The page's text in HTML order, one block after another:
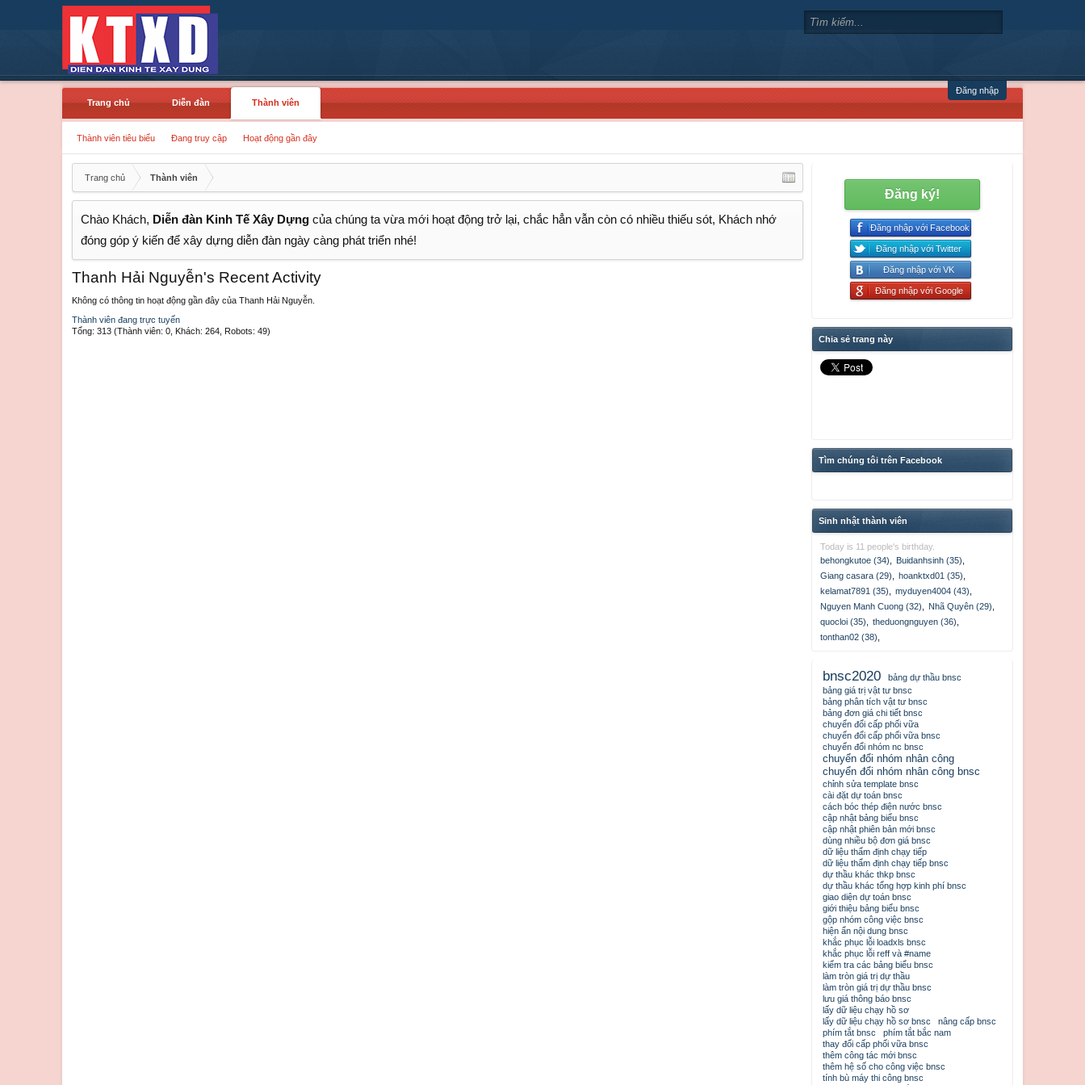
Đăng nhập
Trang chủ
Diễn đàn Thành viên
Thành viên tiêu biểu Đang truy cập Hoạt động gần đây
Trang chủ Thành viên
Chào Khách, Diễn đàn Kinh Tế Xây Dựng của chúng ta vừa mới hoạt động trở lại, chắc hẳn vẫn còn có nhiều thiếu sót, Khách nhớ
đóng góp ý kiến để xây dựng diễn đàn ngày càng phát triển nhé!
Thanh Hải Nguyễn's Recent Activity
Không có thông tin hoạt động gần đây của Thanh Hải Nguyễn.
Thành viên đang trực tuyến
Tổng: 313 (Thành viên: 0, Khách: 264, Robots: 49)
Đăng ký!
Đăng nhập với Facebook
Đăng nhập với Twitter
Đăng nhập với VK
Đăng nhập với Google
Chia sẻ trang này
Tìm chúng tôi trên Facebook
Sinh nhật thành viên
Today is 11 people's birthday.
behongkutoe (34)
Buidanhsinh (35)
Giang casara (29)
hoanktxd01 (35)
kelamat7891 (35)
myduyen4004 (43)
Nguyen Manh Cuong (32)
Nhã Quyên (29)
quocloi (35)
theduongnguyen (36)
tonthan02 (38)
bnsc2020
bảng dự thầu bnsc
bảng giá trị vật tư bnsc
bảng phân tích vật tư bnsc
bảng đơn giá chi tiết bnsc
chuyển đổi cấp phối vữa
chuyển đổi cấp phối vữa bnsc
chuyển đổi nhóm nc bnsc
chuyển đổi nhóm nhân công
chuyển đổi nhóm nhân công bnsc
chỉnh sửa template bnsc
cài đặt dự toán bnsc
cách bóc thép điện nước bnsc
cập nhật bảng biểu bnsc
cập nhật phiên bản mới bnsc
dùng nhiều bộ đơn giá bnsc
dữ liệu thẩm định chạy tiếp
dữ liệu thẩm định chạy tiếp bnsc
dự thầu khác thkp bnsc
dự thầu khác tổng hợp kinh phí bnsc
giao diện dự toán bnsc
giới thiệu bảng biểu bnsc
gộp nhóm công việc bnsc
hiện ẩn nội dung bnsc
khắc phục lỗi loadxls bnsc
khắc phục lỗi reff và #name
kiểm tra các bảng biểu bnsc
làm tròn giá trị dự thầu
làm tròn giá trị dự thầu bnsc
lưu giá thông báo bnsc
lấy dữ liệu chạy hồ sơ
lấy dữ liệu chạy hồ sơ bnsc
nâng cấp bnsc
phím tắt bnsc
phím tắt bắc nam
thay đổi cấp phối vữa bnsc
thêm công tác mới bnsc
thêm hệ số cho công việc bnsc
tính bù máy thi công bnsc